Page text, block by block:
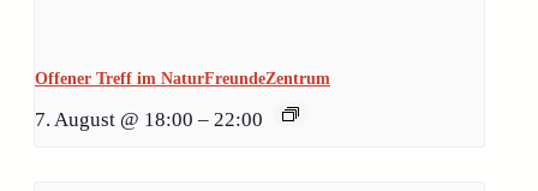
Offener Treff im NaturFreundeZentrum
7. August @ 18:00 – 22:00